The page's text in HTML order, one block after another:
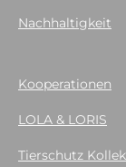
Nachhaltigkeit
Kooperationen
LOLA & LORIS
Tierschutz